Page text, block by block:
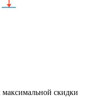
максимальной скидки